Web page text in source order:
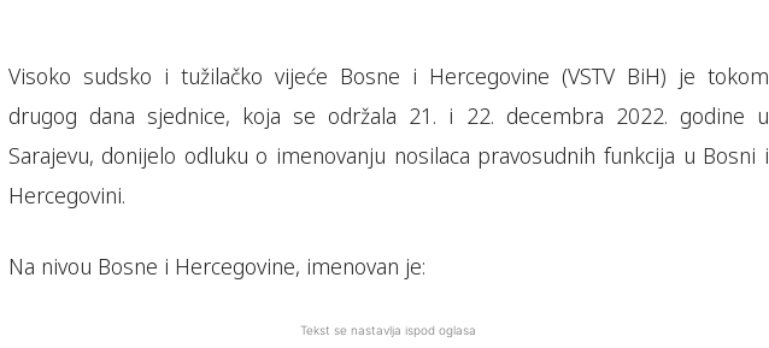
Visoko sudsko i tužilačko vijeće Bosne i Hercegovine (VSTV BiH) je tokom
drugog dana sjednice, koja se održala 21. i 22. decembra 2022. godine u
Sarajevu, donijelo odluku o imenovanju nosilaca pravosudnih funkcija u Bosni i
Hercegovini.
Na nivou Bosne i Hercegovine, imenovan je:
Tekst se nastavlja ispod oglasa